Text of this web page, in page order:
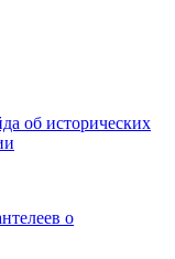
об исторических
о